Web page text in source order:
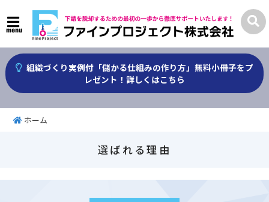
menu
組織づくり実例付「儲かる仕組みの作り方」無料小冊子をプ
レゼント！詳しくはこちら
ホーム
選ばれる理由